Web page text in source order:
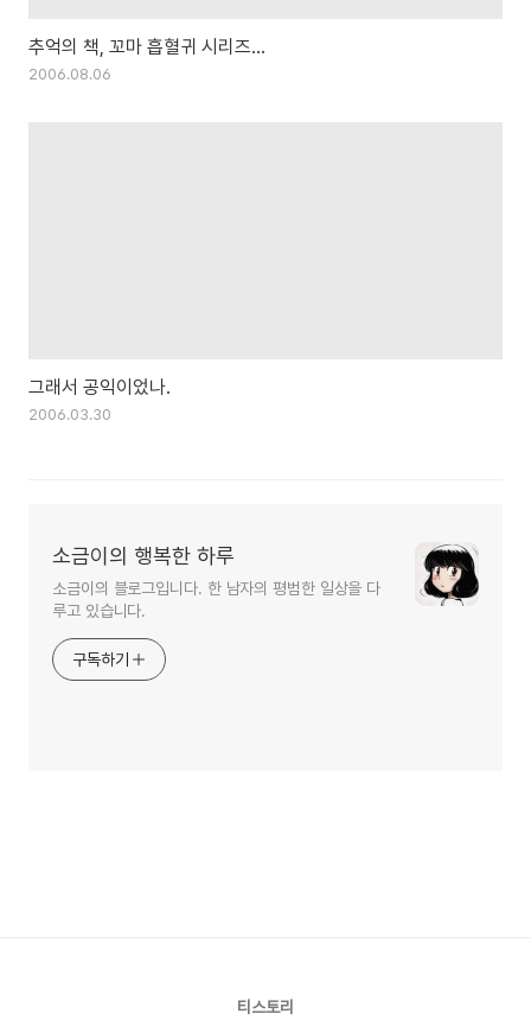
추억의 책, 꼬마 흡혈귀 시리즈...
2006.08.06
그래서 공익이었나.
2006.03.30
소금이의 행복한 하루
소금이의 블로그입니다. 한 남자의 평범한 일상을 다
루고 있습니다.
구독하기
티스토리